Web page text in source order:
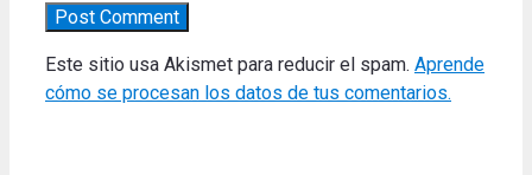
Este sitio usa Akismet para reducir el spam. Aprende
cómo se procesan los datos de tus comentarios.